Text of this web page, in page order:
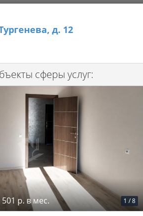
д. 12
сферы услуг:
1 /8
501 р. в мес.